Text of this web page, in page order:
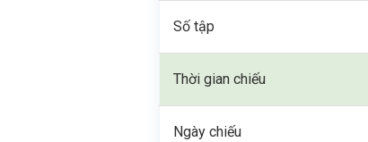
Số tập
Thời gian chiếu
Ngày chiếu